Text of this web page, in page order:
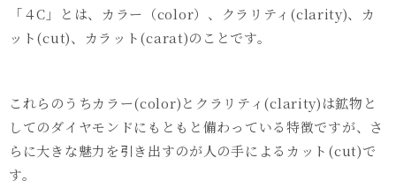
「４C 」とは、カラー（color）、クラリティ (clarity)、カ
ット(cut)、カラット(carat)のことです。
これらのうちカラー(color)とクラリティ (clarity)は鉱物と
してのダイヤモンドにもともと備わっている特徴ですが、さ
らに大きな魅力を引き出すのが人の手によるカット (cut)で
す。